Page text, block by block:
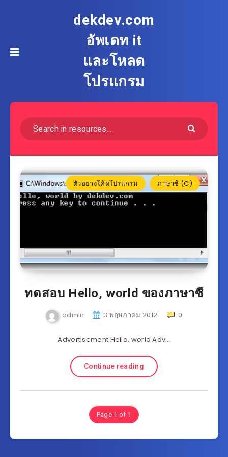
dekdev.com
อัพเดท it
และโหลด
โปรแกรม
ตัวอย่างโค้ดโปรแกรม ภาษาซี (C)
ทดสอบ Hello, world ของภาษาซี
admin 3 พฤษภาคม 2012 0
Advertisement Hello, world Adv…
Continue reading
Page 1 of 1